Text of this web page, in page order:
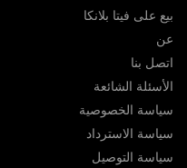
بيع على فيتا بلانكا
عن
اتصل بنا
الأسئلة الشائعة
سياسة الخصوصية
سياسة الاسترداد
سياسة التوصيل